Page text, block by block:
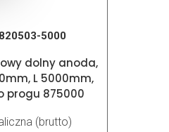
820503-5000
dolny anoda,
L 5000mm,
progu 875000
(brutto)